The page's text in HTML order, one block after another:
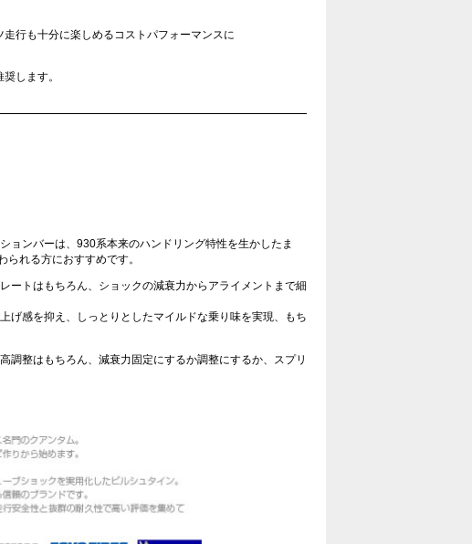
行も十分に楽しめるコストパフォーマンスに
します。
ョンバーは、930系本来のハンドリング特性を生かしたま
れる方におすすめです。
ートはもちろん、ショックの減衰力からアライメントまで細
げ感を抑え、しっとりとしたマイルドな乗り味を実現、もち
調整はもちろん、減衰力固定にするか調整にするか、スプリ